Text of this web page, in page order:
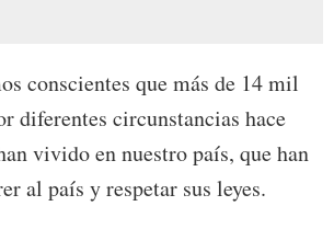
conscientes que más de 14 mil
diferentes circunstancias hace
vivido en nuestro país, que han
al país y respetar sus leyes.